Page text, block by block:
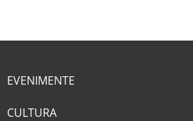
EVENIMENTE
CULTURA